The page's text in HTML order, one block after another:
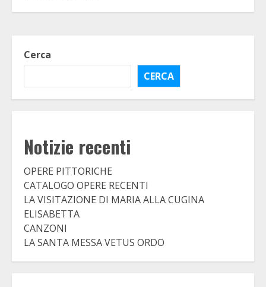
Cerca
CERCA
Notizie recenti
OPERE PITTORICHE
CATALOGO OPERE RECENTI
LA VISITAZIONE DI MARIA ALLA CUGINA
ELISABETTA
CANZONI
LA SANTA MESSA VETUS ORDO